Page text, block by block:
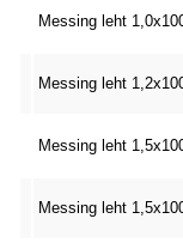
Messing leht
Messing leht
Messing leht
Messing leht